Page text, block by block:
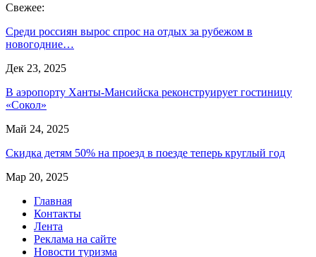
Свежее:
Среди россиян вырос спрос на отдых за рубежом в
новогодние…
Дек 23, 2025
В аэропорту Ханты-Мансийска реконструирует гостиницу
«Сокол»
Май 24, 2025
Скидка детям 50% на проезд в поезде теперь круглый год
Мар 20, 2025
Главная
Контакты
Лента
Реклама на сайте
Новости туризма